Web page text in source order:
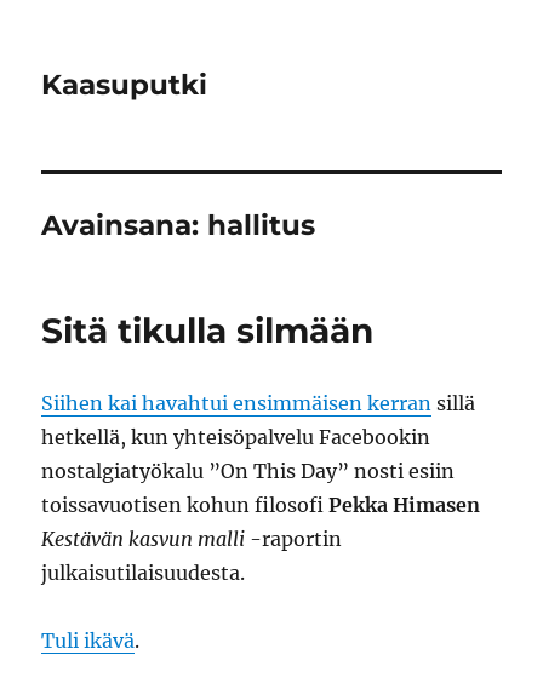
Kaasuputki
Avainsana: hallitus
Sitä tikulla silmään
Siihen kai havahtui ensimmäisen kerran sillä
hetkellä, kun yhteisöpalvelu Facebookin
nostalgiatyökalu ”On This Day” nosti esiin
toissavuotisen kohun filosofiPekka Himasen
Kestävän kasvun malli -raportin
julkaisutilaisuudesta.
Tuli ikävä.